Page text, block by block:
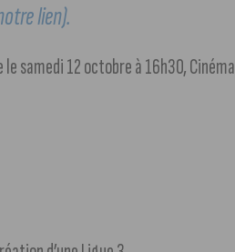
lien).
samedi 12 octobre à 16h30,